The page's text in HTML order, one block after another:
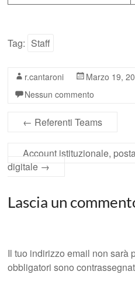
Tag: Staff
r.cantaroni Marzo 19,
Nessun commento
← Referenti Teams
Account istituzionale,
digitale →
Lascia un
Il tuo indirizzo email non sarà
obbligatori sono